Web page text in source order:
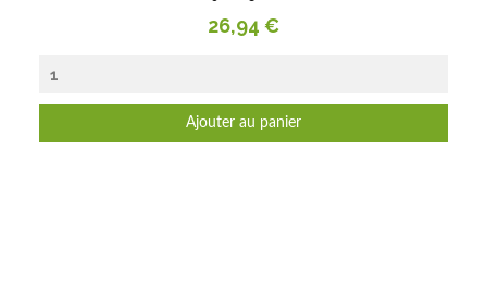
Prix
26,94 €
Ajouter au panier